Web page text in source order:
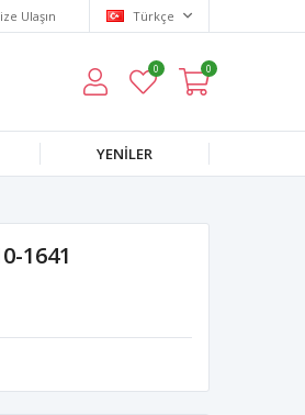
Ulaşın Türkçe
0 0
YENILER
1641